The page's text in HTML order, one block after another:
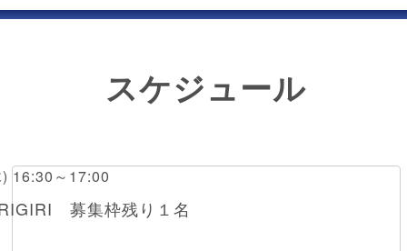
スケジュール
16:30～17:00
募集枠残り１名